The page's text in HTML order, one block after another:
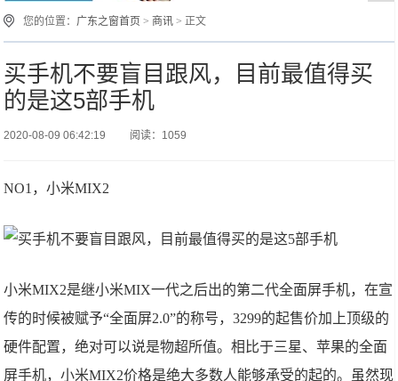
您的位置： 广东之窗首页 > 商讯 > 正文
买手机不要盲目跟风，目前最值得买
的是这5部手机
2020-08-09 06:42:19 阅读：1059
NO1，小米MIX2
小米MIX2是继小米MIX一代之后出的第二代全面屏手机，在宣
传的时候被赋予“全面屏2.0”的称号，3299的起售价加上顶级的
硬件配置，绝对可以说是物超所值。相比于三星、苹果的全面
屏手机，小米MIX2价格是绝大多数人能够承受的起的。虽然现